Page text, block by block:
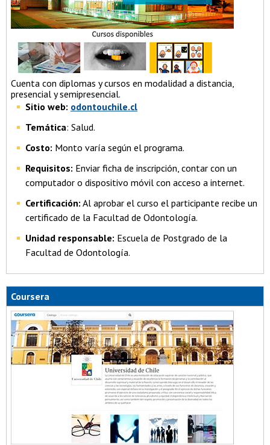
Cuenta con diplomas y cursos en modalidad a distancia,
presencial y semipresencial.
Sitio web: odontouchile.cl
Temática: Salud.
Costo: Monto varía según el programa.
Requisitos: Enviar ficha de inscripción, contar con un
computador o dispositivo móvil con acceso a internet.
Certificación: Al aprobar el curso el participante recibe un
certificado de la Facultad de Odontología.
Unidad responsable: Escuela de Postgrado de la
Facultad de Odontología.
Coursera